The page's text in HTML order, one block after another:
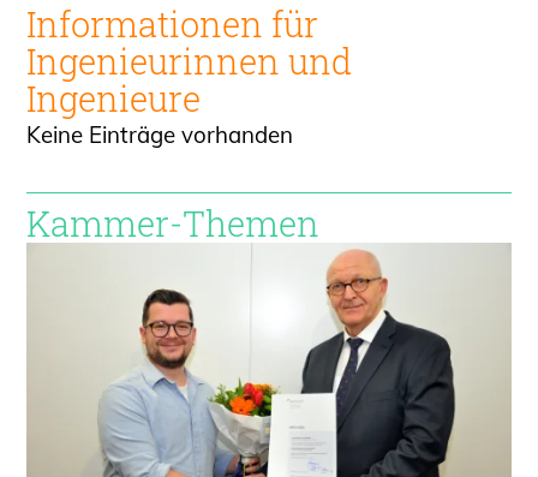
Informationen für
Ingenieurinnen und
Ingenieure
Keine Einträge vorhanden
Kammer-Themen